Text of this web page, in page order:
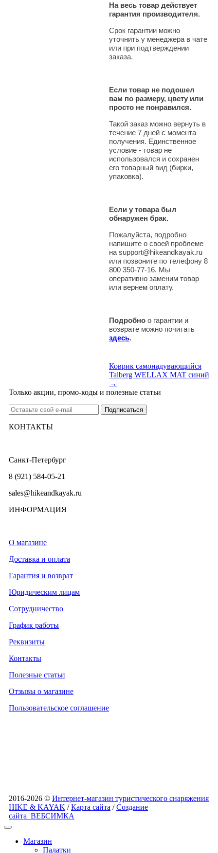
На весь товар действует
гарантия производителя.
Срок гарантии можно
уточнить у менеджера в чате
или при подтверждении
заказа.
Если товар не подошел
вам по размеру, цвету или
просто не понравился.
Такой заказ можно вернуть в
течение 7 дней с момента
получения. Единственное
условие - товар не
использовался и сохранен
его товарный вид (бирки,
упаковка).
Если у товара был
обнаружен брак.
Пожалуйста, подробно
напишите о своей проблеме
на support@hikeandkayak.ru
или позвоните по телефону 8
800 350-77-16. Мы
оперативно заменим товар
или вернем оплату.
Подробно о гарантии и
возврате можно почитать
здесь.
Коврик самонадувающийся
Talberg WELLAX MAT синий
→
Только акции, промо-коды и полезные статьи
КОНТАКТЫ
Санкт-Петербург
8 (921) 584-05-21
sales@hikeandkayak.ru
ИНФОРМАЦИЯ
О магазине
Доставка и оплата
Гарантия и возврат
Юридическим лицам
Сотрудничество
График работы
Реквизиты
Контакты
Полезные статьи
Отзывы о магазине
Пользовательское соглашение
2016-2026 © Интернет-магазин туристического снаряжения
HIKE & KAYAK /Карта сайта /Создание
сайта ВЕБСИМКА
Магазин
Палатки